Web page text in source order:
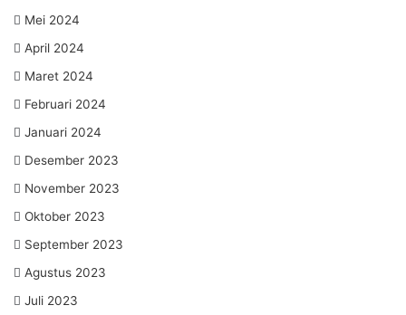
Mei 2024
April 2024
Maret 2024
Februari 2024
Januari 2024
Desember 2023
November 2023
Oktober 2023
September 2023
Agustus 2023
Juli 2023